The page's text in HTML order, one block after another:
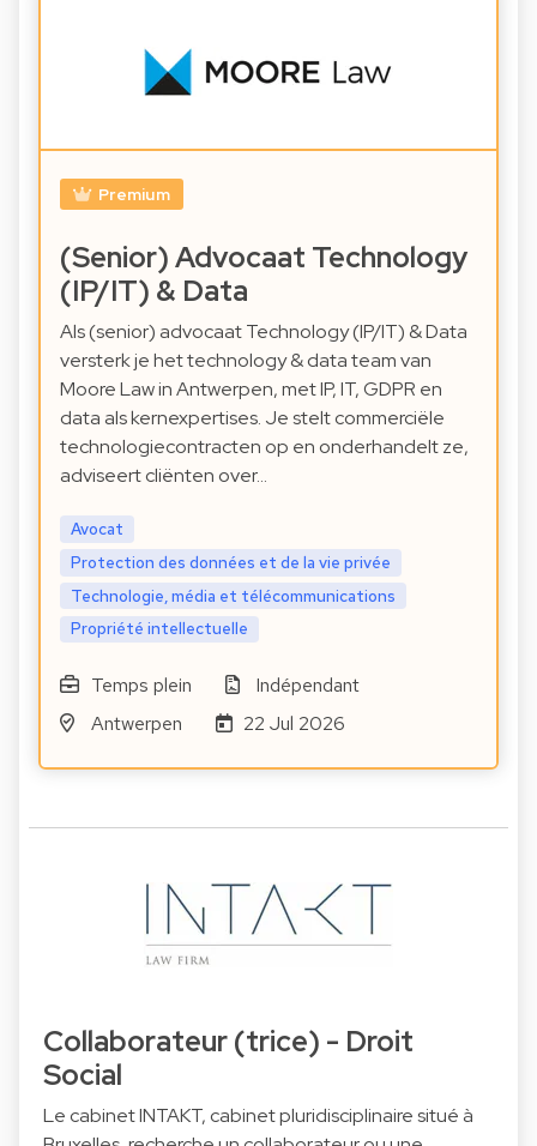
Premium
(Senior) Advocaat Technology
(IP/IT) & Data
Als (senior) advocaat Technology (IP/IT) & Data
versterk je het technology & data team van
Moore Law in Antwerpen, met IP, IT, GDPR en
data als kernexpertises. Je stelt commerciële
technologiecontracten op en onderhandelt ze,
adviseert cliënten over…
Avocat
Protection des données et de la vie privée
Technologie, média et télécommunications
Propriété intellectuelle
Temps plein
Indépendant
Antwerpen
22 Jul 2026
Collaborateur (trice) - Droit
Social
Le cabinet INTAKT, cabinet pluridisciplinaire situé à